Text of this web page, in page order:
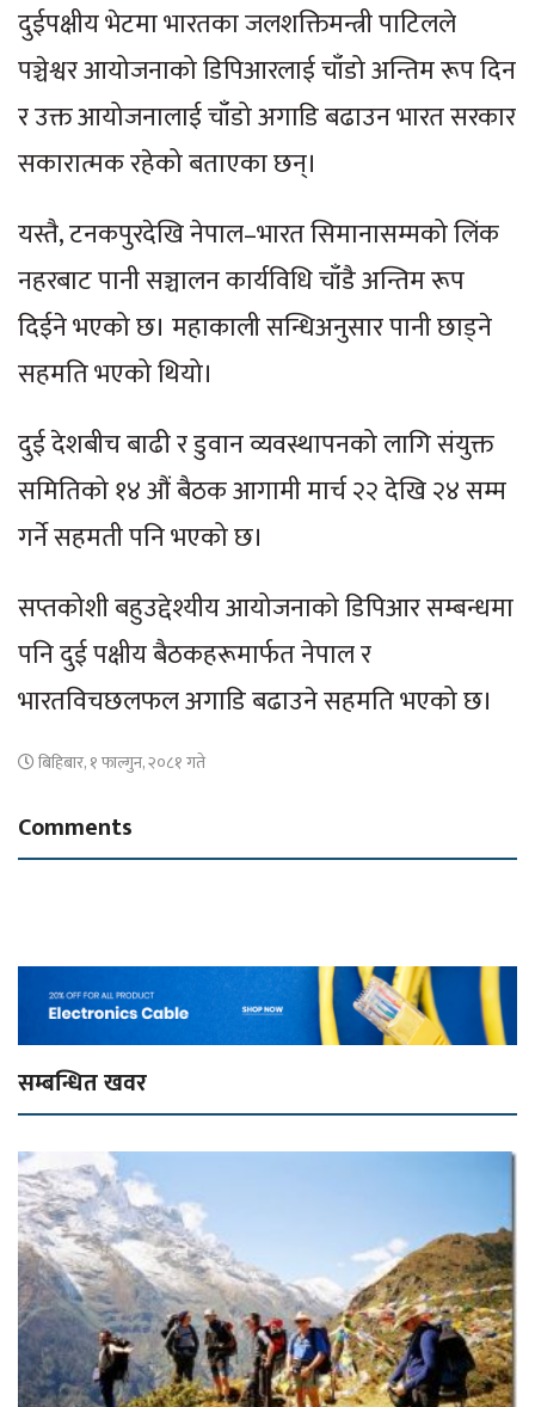
दुईपक्षीय भेटमा भारतका जलशक्तिमन्त्री पाटिलले
पञ्चेश्वर आयोजनाको डिपिआरलाई चाँडो अन्तिम रूप दिन
र उक्त आयोजनालाई चाँडो अगाडि बढाउन भारत सरकार
सकारात्मक रहेको बताएका छन्।
यस्तै, टनकपुरदेखि नेपाल–भारत सिमानासम्मको लिंक
नहरबाट पानी सञ्चालन कार्यविधि चाँडै अन्तिम रूप
दिईने भएको छ। महाकाली सन्धिअनुसार पानी छाड्ने
सहमति भएको थियो।
दुई देशबीच बाढी र डुवान व्यवस्थापनको लागि संयुक्त
समितिको १४ औं बैठक आगामी मार्च २२ देखि २४ सम्म
गर्ने सहमती पनि भएको छ।
सप्तकोशी बहुउद्देश्यीय आयोजनाको डिपिआर सम्बन्धमा
पनि दुई पक्षीय बैठकहरूमार्फत नेपाल र
भारतविचछलफल अगाडि बढाउने सहमति भएको छ।
बिहिबार, १ फाल्गुन, २०८१ गते
Comments
सम्बन्धित खवर